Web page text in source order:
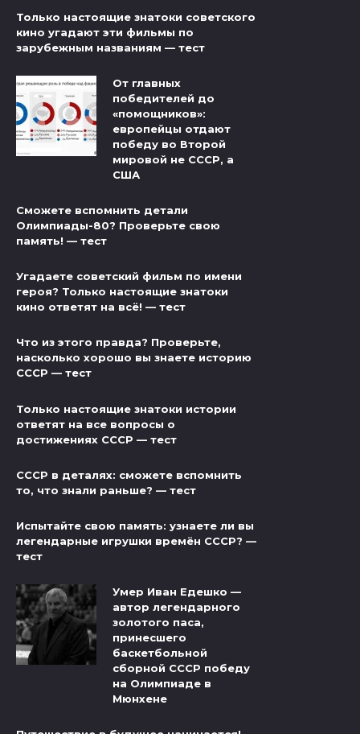
Только настоящие знатоки советского
кино угадают эти фильмы по
зарубежным названиям — тест
От главных
победителей до
«помощников»:
европейцы отдают
победу во Второй
мировой не СССР, а
США
Сможете вспомнить детали
Олимпиады-80? Проверьте свою
память! — тест
Угадаете советский фильм по имени
героя? Только настоящие знатоки
кино ответят на всё! — тест
Что из этого правда? Проверьте,
насколько хорошо вы знаете историю
СССР — тест
Только настоящие знатоки истории
ответят на все вопросы о
достижениях СССР — тест
СССР в деталях: сможете вспомнить
то, что знали раньше? — тест
Испытайте свою память: узнаете ли вы
легендарные игрушки времён СССР? —
тест
Умер Иван Едешко —
автор легендарного
золотого паса,
принесшего
баскетбольной
сборной СССР победу
на Олимпиаде в
Мюнхене